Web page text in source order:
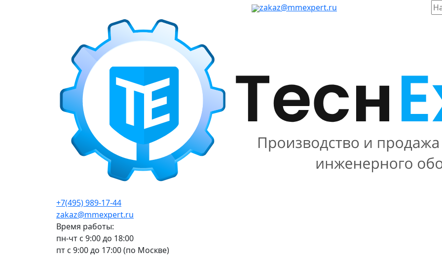
zakaz@mmexpert.ru
+7(495) 989-17-44
zakaz@mmexpert.ru
Время работы:
пн-чт с 9:00 до 18:00
пт с 9:00 до 17:00 (по Москве)